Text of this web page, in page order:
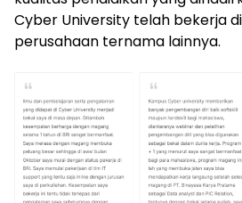
Cyber University telah bekerja
perusahaan ternama lainnya.